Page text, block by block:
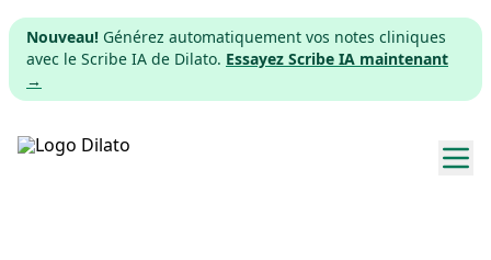
Nouveau! Générez automatiquement vos notes cliniques
avec le Scribe IA de Dilato. Essayez Scribe IA maintenant
→